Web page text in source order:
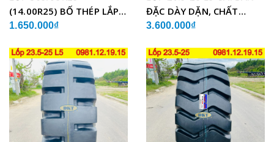
(14.00R25) BỐ THÉP LẮP
XE CẨU
1.650.000₫
ĐẶC DÀY DẶN, CHẤT
LƯỢNG
3.600.000₫